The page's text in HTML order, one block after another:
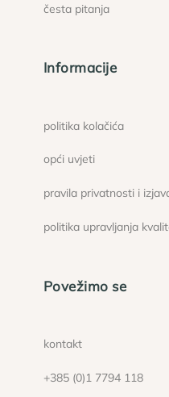
česta pitanja
Informacije
politika kolačića
opći uvjeti
pravila privatnosti i
politika upravljanja
Povežimo se
kontakt
+385 (0)1 7794 118